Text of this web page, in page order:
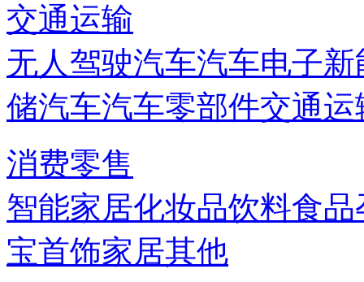
交通运输
无人驾驶汽车汽车电子新
储汽车汽车零部件交通
消费零售
智能家居化妆品饮料食品
宝首饰家居其他